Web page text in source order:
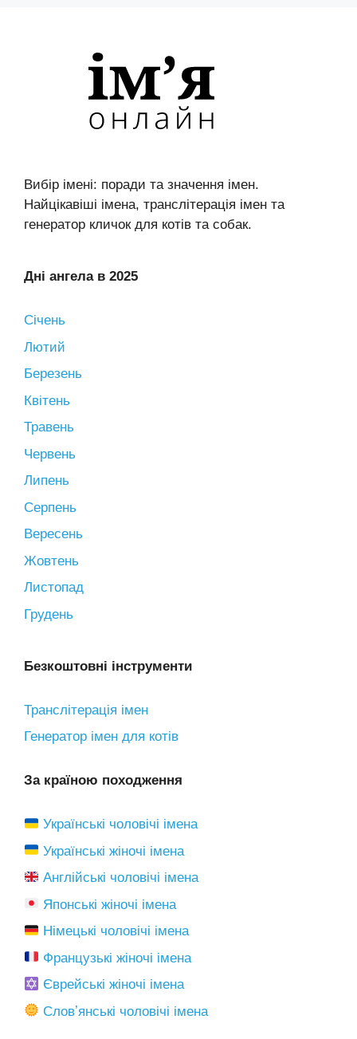
Вибір імені: поради та значення імен.
Найцікавіші імена, транслітерація імен та
генератор кличок для котів та собак.
Дні ангела в 2025
Січень
Лютий
Березень
Квітень
Травень
Червень
Липень
Серпень
Вересень
Жовтень
Листопад
Грудень
Безкоштовні інструменти
Транслітерація імен
Генератор імен для котів
За країною походження
Українські чоловічі імена
Українські жіночі імена
Англійські чоловічі імена
Японські жіночі імена
Німецькі чоловічі імена
Французькі жіночі імена
Єврейські жіночі імена
Словʼянські чоловічі імена